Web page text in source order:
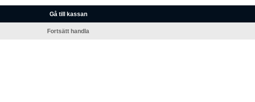
Gå till kassan
Fortsätt handla